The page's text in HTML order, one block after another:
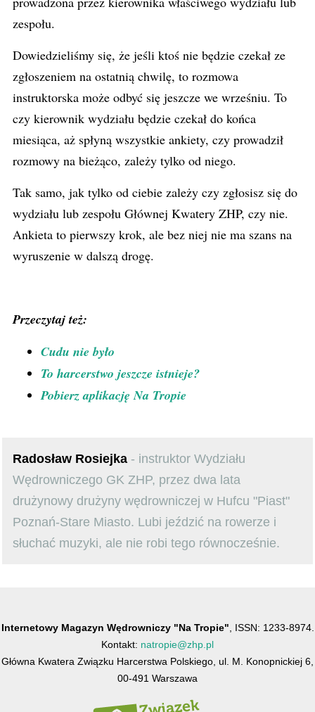
zespołu.
Dowiedzieliśmy się, że jeśli ktoś nie będzie czekał ze
zgłoszeniem na ostatnią chwilę, to rozmowa
instruktorska może odbyć się jeszcze we wrześniu. To
czy kierownik wydziału będzie czekał do końca
miesiąca, aż spłyną wszystkie ankiety, czy prowadził
rozmowy na bieżąco, zależy tylko od niego.
Tak samo, jak tylko od ciebie zależy czy zgłosisz się do
wydziału lub zespołu Głównej Kwatery ZHP, czy nie.
Ankieta to pierwszy krok, ale bez niej nie ma szans na
wyruszenie w dalszą drogę.
Przeczytaj też:
Cudu nie było
To harcerstwo jeszcze istnieje?
Pobierz aplikację Na Tropie
Radosław Rosiejka - instruktor Wydziału
Wędrowniczego GK ZHP, przez dwa lata
drużynowy drużyny wędrowniczej w Hufcu "Piast"
Poznań-Stare Miasto. Lubi jeździć na rowerze i
słuchać muzyki, ale nie robi tego równocześnie.
Internetowy Magazyn Wędrowniczy "Na Tropie" , ISSN: 1233-8974.
Kontakt: natropie@zhp.pl
Główna Kwatera Związku Harcerstwa Polskiego, ul. M. Konopnickiej 6,
00-491 Warszawa